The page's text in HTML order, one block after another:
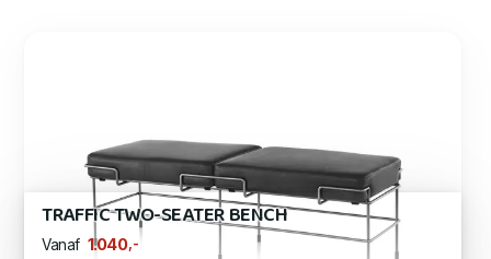
TRAFFIC TWO-SEATER BENCH
Vanaf 1.040 ,-